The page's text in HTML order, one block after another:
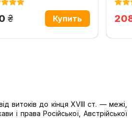
грн.
витоків до кінця XVIII ст. — межі,
і права Російської, Австрійської